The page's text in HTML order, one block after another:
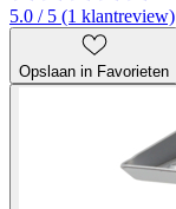
5.0 / 5 (1 klantreview)
Opslaan in Favorieten